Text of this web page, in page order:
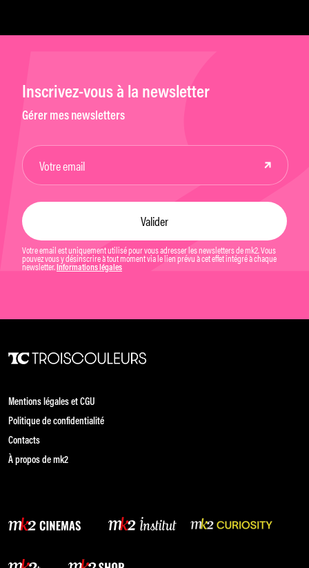
Inscrivez-vous à la newsletter
Gérer mes newsletters
Votre email est uniquement utilisé pour vous adresser les newsletters de mk2. Vous
pouvez vous y désinscrire à tout moment via le lien prévu à cet effet intégré à chaque
newsletter. Informations légales
Mentions légales et CGU
Politique de confidentialité
Contacts
À propos de mk2